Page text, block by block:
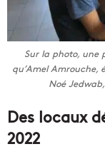
Sur la photo, une
qu’Amel
Noé
Des locaux
2022